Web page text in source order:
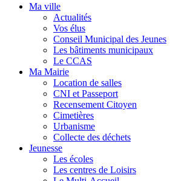
Ma ville
Actualités
Vos élus
Conseil Municipal des Jeunes
Les bâtiments municipaux
Le CCAS
Ma Mairie
Location de salles
CNI et Passeport
Recensement Citoyen
Cimetières
Urbanisme
Collecte des déchets
Jeunesse
Les écoles
Les centres de Loisirs